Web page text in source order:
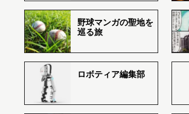
野球マンガの聖地を
巡る旅
ロボティア編集部